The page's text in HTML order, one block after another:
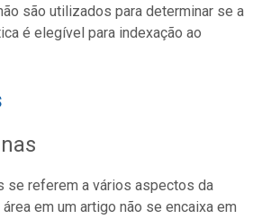
são utilizados para determinar se a
é elegível para indexação ao
se referem a vários aspectos da
em um artigo não se encaixa em